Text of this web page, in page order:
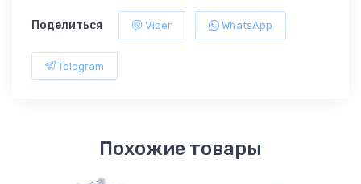
Поделиться Viber WhatsApp
Telegram
Похожие товары